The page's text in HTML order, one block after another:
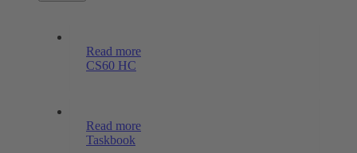
Read more
CS60 HC
Read more
Taskbook